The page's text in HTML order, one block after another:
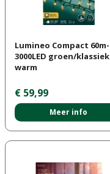
Lumineo Compact 60m-
3000LED groen/klassiek
warm
€ 59,99
Meer info